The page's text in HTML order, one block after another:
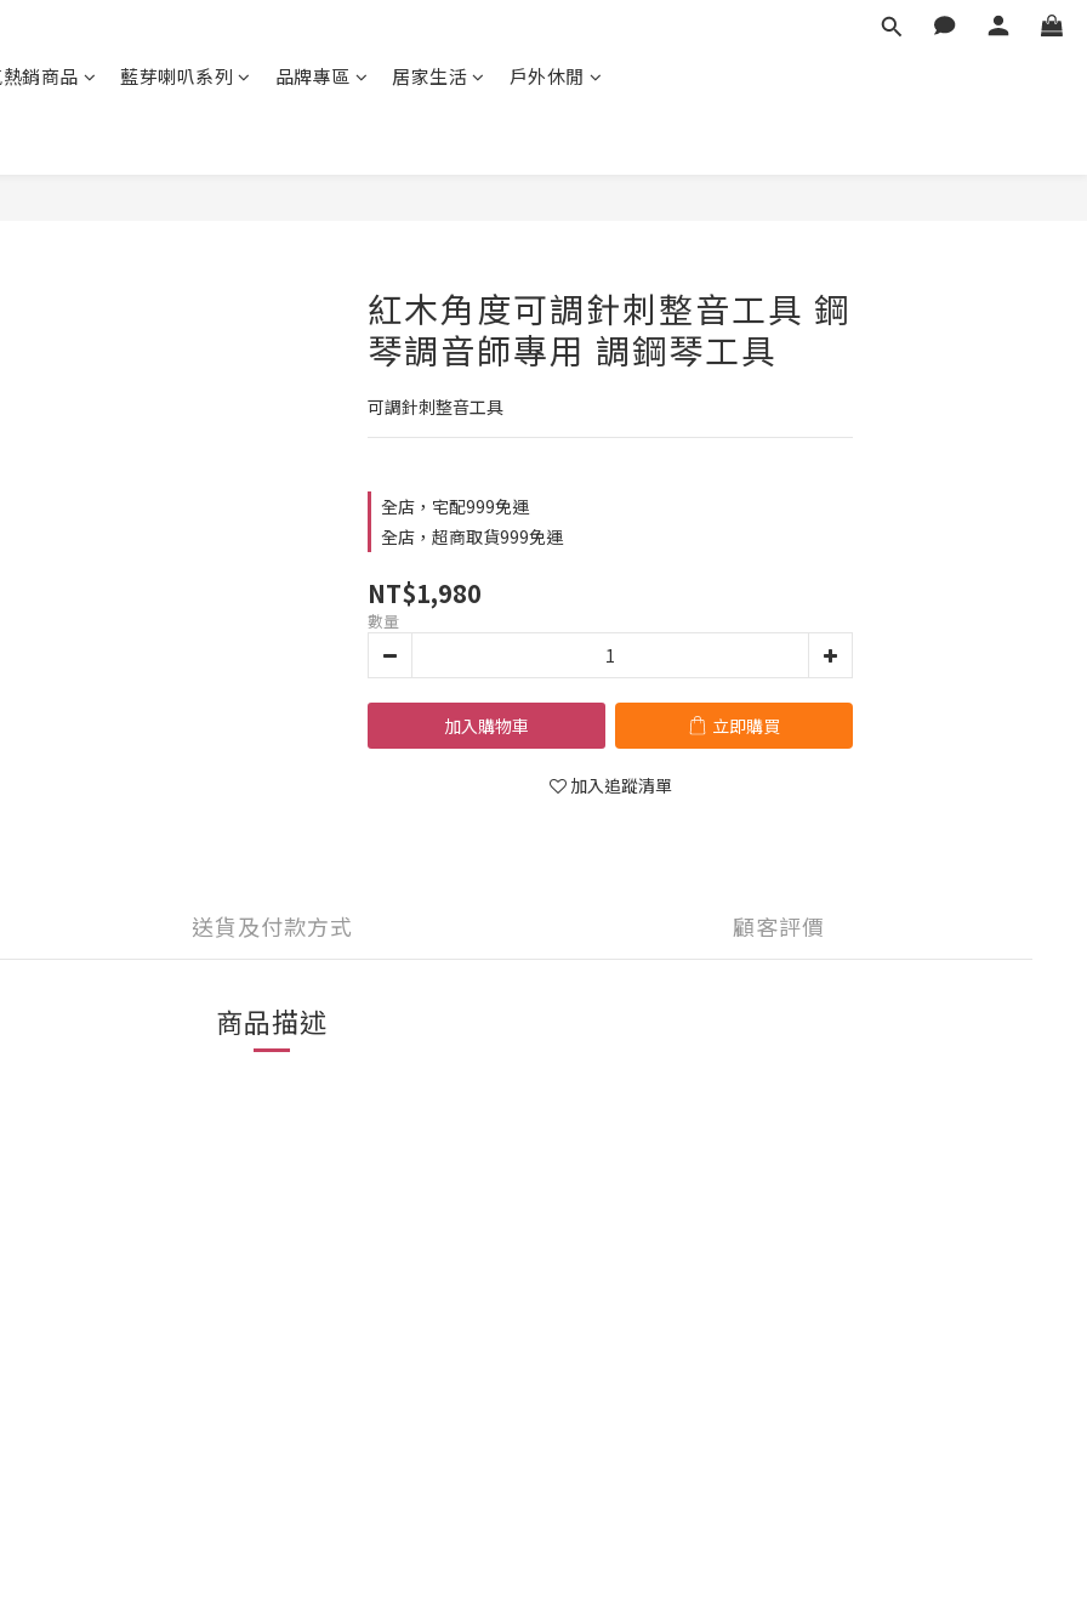
銷商品 藍芽喇叭系列 品牌專區 居家生活 戶外休閒
紅木角度可調針刺整音工具 鋼
琴調音師專用 調鋼琴工具
可調針刺整音工具
全店，宅配999免運
全店，超商取貨999免運
NT$1,980
數量
加入購物車 立即購買
加入追蹤清單
送貨及付款方式 顧客評價
商品描述